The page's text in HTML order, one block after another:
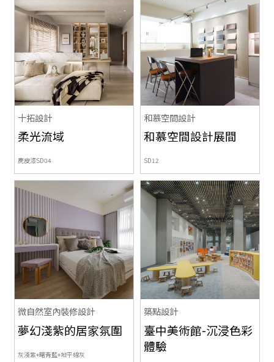
十拓設計
柔光流域
麂皮漆SD04
和慕空間設計
和慕空間設計展間
SD12
微自然室內裝修設計
夢幻淺紫的居家氛圍
灰淺紫+曙青藍+地平線灰
築點設計
臺中美術館-沉浸色彩
體驗